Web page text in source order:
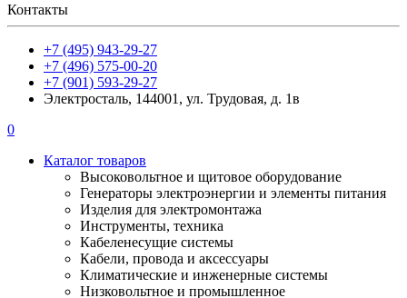
Контакты
+7 (495) 943-29-27
+7 (496) 575-00-20
+7 (901) 593-29-27
Электросталь, 144001, ул. Трудовая, д. 1в
0
Каталог товаров
Высоковольтное и щитовое оборудование
Генераторы электроэнергии и элементы питания
Изделия для электромонтажа
Инструменты, техника
Кабеленесущие системы
Кабели, провода и аксессуары
Климатические и инженерные системы
Низковольтное и промышленное